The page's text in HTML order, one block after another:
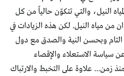
النيل، والتي تتكوّن حالياً من كل
مياه النيل. لكن هذه الزيادات في
التام وبحسن النية والصدق مع دول
سياسة الاستعلاء والإقصاء
زمن... علاوة على التخبط والارتباك